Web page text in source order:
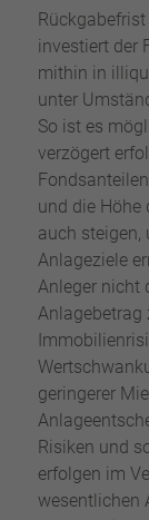
investiert der
mithin in
unter
So ist es
verzögert
und die Höhe
auch steigen,
Anlageziele
Anleger nicht
Anlagebetrag
geringerer
Risiken und
erfolgen im
wesentlichen